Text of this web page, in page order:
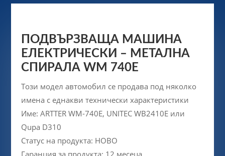
ПОДВЪРЗВАЩА МАШИНА
ЕЛЕКТРИЧЕСКИ – МЕТАЛНА
СПИРАЛА WM 740E
Този модел автомобил се продава под няколко
имена с еднакви технически характеристики
Име:ARTTER WM-740E, UNITEC WB2410E или
Qupa D310
Статус на продукта: НОВО
Гаранция за продукта: 12 месеца